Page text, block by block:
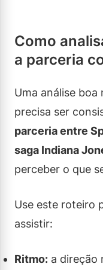
Como
a parceria
Uma análise boa
precisa ser
parceria entre
saga Indiana
perceber o que
Use este roteiro
assistir:
Ritmo: a direção